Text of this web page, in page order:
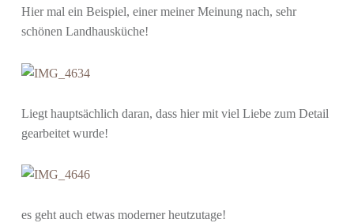
D
E
H
Hier mal ein Beispiel, einer meiner Meinung nach, sehr
schönen Landhausküche!
Liegt hauptsächlich daran, dass hier mit viel Liebe zum Detail
gearbeitet wurde!
es geht auch etwas moderner heutzutage!